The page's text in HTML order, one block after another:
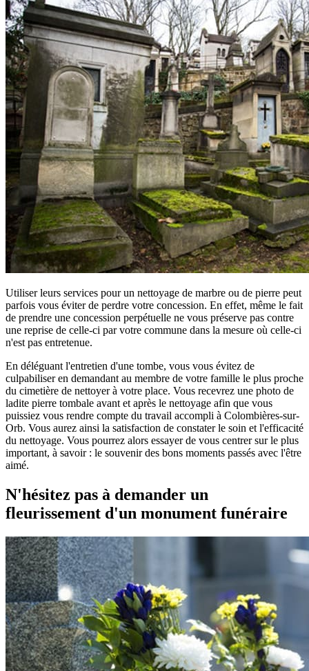
Utiliser leurs services pour un nettoyage de marbre ou de pierre peut
parfois vous éviter de perdre votre concession. En effet, même le fait
de prendre une concession perpétuelle ne vous préserve pas contre
une reprise de celle-ci par votre commune dans la mesure où celle-ci
n'est pas entretenue.
En déléguant l'entretien d'une tombe, vous vous évitez de
culpabiliser en demandant au membre de votre famille le plus proche
du cimetière de nettoyer à votre place. Vous recevrez une photo de
ladite pierre tombale avant et après le nettoyage afin que vous
puissiez vous rendre compte du travail accompli à Colombières-sur-
Orb. Vous aurez ainsi la satisfaction de constater le soin et l'efficacité
du nettoyage. Vous pourrez alors essayer de vous centrer sur le plus
important, à savoir : le souvenir des bons moments passés avec l'être
aimé.
N'hésitez pas à demander un
fleurissement d'un monument funéraire